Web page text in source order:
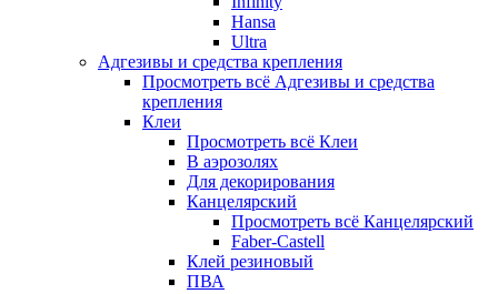
Hansa
Ultra
Адгезивы и средства крепления
Просмотреть всё Адгезивы и средства
крепления
Клеи
Просмотреть всё Клеи
В аэрозолях
Для декорирования
Канцелярский
Просмотреть всё Канцелярский
Faber-Castell
Клей резиновый
ПВА